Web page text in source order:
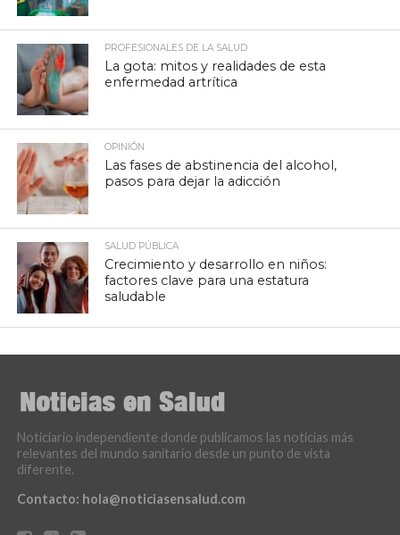
PROFESIONALES DE LA SALUD
La gota: mitos y realidades de esta
enfermedad artrítica
OPINIÓN
Las fases de abstinencia del alcohol,
pasos para dejar la adicción
SALUD PÚBLICA
Crecimiento y desarrollo en niños:
factores clave para una estatura
saludable
Noticiario independiente donde publicamos las noticias más
relevantes del mundo sanitario desde un punto de vista
diferente.
Contacto: hola@noticiasensalud.com